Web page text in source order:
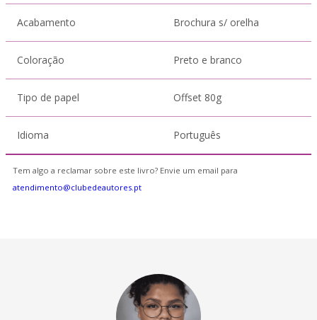
Acabamento Brochura s/ orelha
Coloração Preto e branco
Tipo de papel Offset 80g
Idioma Português
Tem algo a reclamar sobre este livro? Envie um email para
atendimento@clubedeautores.pt